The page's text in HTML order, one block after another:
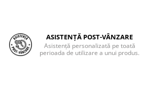
ASISTENȚĂ POST-VÂNZARE
Asistență personalizată pe toată
perioada de utilizare a unui produs.